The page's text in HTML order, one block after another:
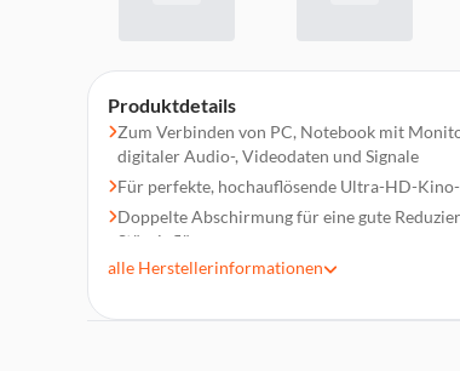
Produktdetails
Zum Verbinden von PC, Notebook mit
digitaler Audio-, Videodaten und Signale
Für perfekte, hochauflösende Ultra-HD-
Doppelte Abschirmung für eine gute
Störeinflüssen
Schlanker Stecker eignet sich besonders gut
Optimierter Knickschutz durch flexible
alle Herstellerinformationen